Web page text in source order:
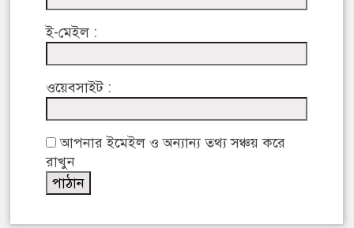
ই-মেইল :
ওয়েবসাইট :
আপনার ইমেইল ও অন্যান্য তথ্য সঞ্চয় করে
রাখুন